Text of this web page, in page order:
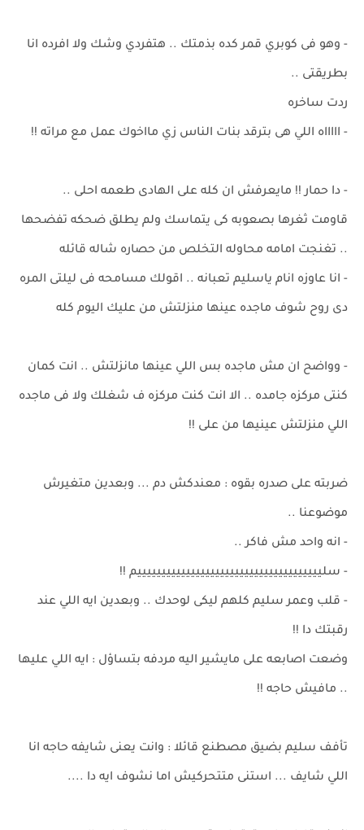
- وهو فى كوبري قمر كده بذمتك .. هتفردي وشك ولا افرده انا
بطريقتى ..
ردت ساخره
- اااااه اللي هى بترقد بنات الناس زي مااخوك عمل مع مراته !!
- دا حمار !! مايعرفش ان كله على الهادى طعمه احلى ..
قاومت ثغرها بصعوبه كى يتماسك ولم يطلق ضحكه تفضحها
.. تغنجت امامه محاوله التخلص من حصاره شاله قائله
- انا عاوزه انام ياسليم تعبانه .. اقولك مسامحه فى ليلتى المره
دى روح شوف ماجده عينها منزلتش من عليك اليوم كله
- وواضح ان مش ماجده بس اللي عينها مانزلتش .. انت كمان
كنتى مركزه جامده .. الا انت كنت مركزه ف شغلك ولا فى ماجده
اللي منزلتش عينيها من على !!
ضربته على صدره بقوه : معندكش دم ... وبعدين متغيرش
موضوعنا ..
- انه واحد مش فاكر ..
- سلييييييييييييييييييييييييييييييييييييييم !!
- قلب وعمر سليم كلهم ليكى لوحدك .. وبعدين ايه اللي عند
رقبتك دا !!
وضعت اصابعه على مايشير اليه مردفه بتساؤل : ايه اللي عليها
.. مافيش حاجه !!
تأفف سليم بضيق مصطنع قائلا : وانت يعنى شايفه حاجه انا
اللي شايف ... استنى متتحركيش اما نشوف ايه دا ....